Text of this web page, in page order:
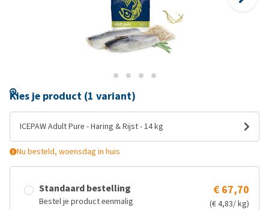
Kies je product (1 variant)
ICEPAW Adult Pure - Haring & Rijst - 14 kg
Nu besteld, woensdag in huis
Standaard bestelling
Bestel je product eenmalig
€ 67,70
(€ 4,83/ kg)